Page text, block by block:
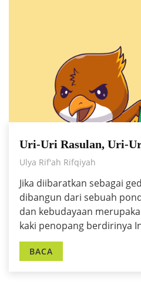
Uri-Uri Rasulan, Uri-
Ulya Rif'ah Rifqiyah
Jika diibaratkan sebagai
dibangun dari sebuah
dan kebudayaan
kaki penopang berdirinya
BACA